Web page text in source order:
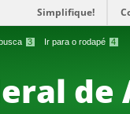
3 Ir para o rodapé 4
Simplifique!
de